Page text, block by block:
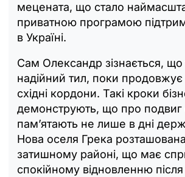
мецената, що стало
приватною програмою
в Україні.
Сам Олександр зізнається,
надійний тил, поки
східні кордони. Такі кроки
демонструють, що про подвиг
пам’ятають не лише в дні
Нова оселя Грека
затишному районі, що має
спокійному відновленню